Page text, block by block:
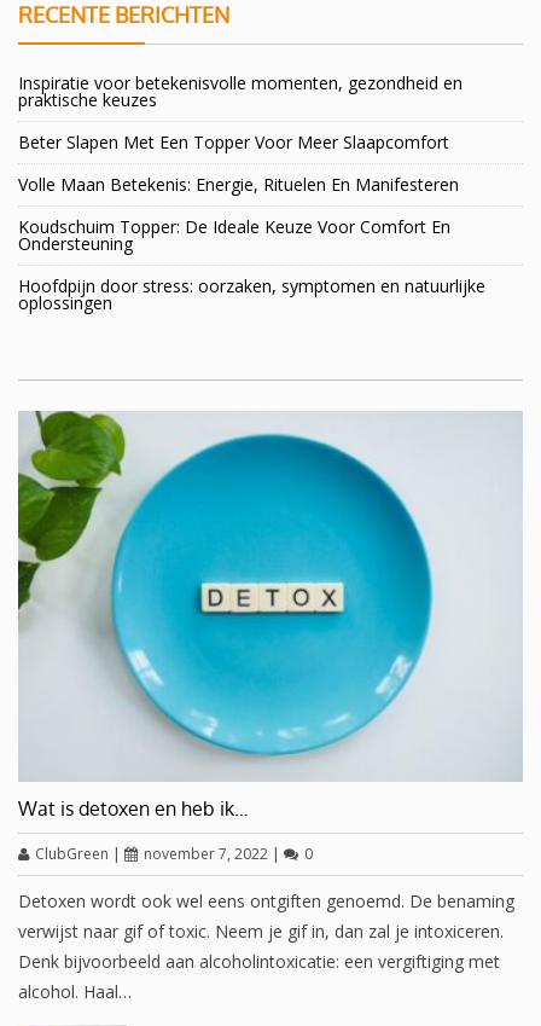
RECENTE BERICHTEN
Inspiratie voor betekenisvolle momenten, gezondheid en
praktische keuzes
Beter Slapen Met Een Topper Voor Meer Slaapcomfort
Volle Maan Betekenis: Energie, Rituelen En Manifesteren
Koudschuim Topper: De Ideale Keuze Voor Comfort En
Ondersteuning
Hoofdpijn door stress: oorzaken, symptomen en natuurlijke
oplossingen
Wat is detoxen en heb ik…
ClubGreen | november 7, 2022 | 0
Detoxen wordt ook wel eens ontgiften genoemd. De benaming
verwijst naar gif of toxic. Neem je gif in, dan zal je intoxiceren.
Denk bijvoorbeeld aan alcoholintoxicatie: een vergiftiging met
alcohol. Haal…